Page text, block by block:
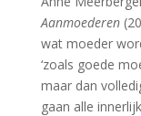
Aanmoederen
wat moeder
‘zoals goede
maar dan
gaan alle